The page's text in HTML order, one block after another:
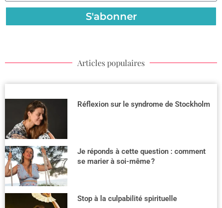
S'abonner
Articles populaires
Réflexion sur le syndrome de Stockholm
Je réponds à cette question : comment
se marier à soi-même ?
Stop à la culpabilité spirituelle